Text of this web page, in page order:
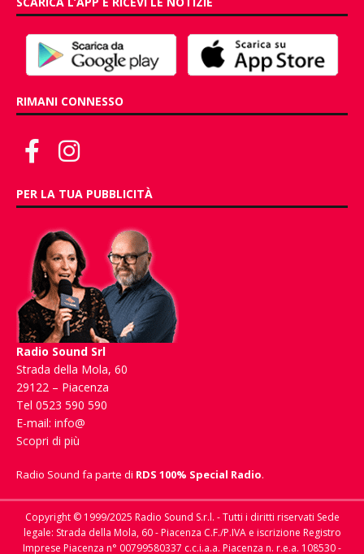
RIMANI CONNESSO
PER LA TUA PUBBLICITÀ
Radio Sound Srl
Strada della Mola, 60
29122 – Piacenza
Tel 0523 590 590
E-mail: info@
Scopri di più
Radio Sound fa parte di RDS 100% Special Radio.
Copyright © 1999/2025 Radio Sound S.r.l. - Tutti i diritti riservati Sede
legale: Strada della Mola, 60 - Piacenza C.F./P.IVA e iscrizione Registro
Imprese Piacenza n° 00799580337 c.c.i.a.a. Piacenza n. r.e.a. 108530 -